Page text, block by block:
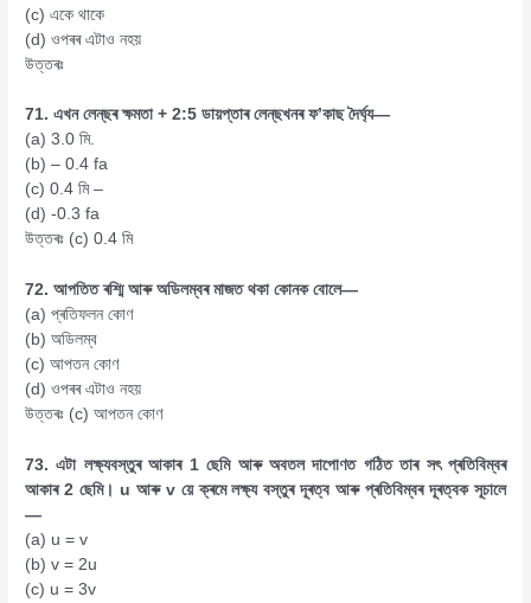
(c) একে থাকে
(d) ওপৰৰ এটাও নহয়
উত্তৰঃ
71. এখন লেন্‌ছৰ ক্ষমতা + 2:5 ডায়প্তাৰ লেন্‌ছখনৰ ফ’কাছ দৈর্ঘ্য—
(a) 3.0 মি.
(b) – 0.4 fa
(c) 0.4 মি –
(d) -0.3 fa
উত্তৰঃ (c) 0.4 মি
72. আপতিত ৰশ্মি আৰু অডিলম্বৰ মাজত থকা কোনক বোলে—
(a) প্ৰতিফলন কোণ
(b) অডিলম্ব
(c) আপতন কোণ
(d) ওপৰৰ এটাও নহয়
উত্তৰঃ (c) আপতন কোণ
73. এটা লক্ষ্যবস্তুৰ আকাৰ 1 ছেমি আৰু অবতল দাপোণত গঠিত তাৰ সৎ প্ৰতিবিম্বৰ
আকাৰ 2 ছেমি। u আৰু v য়ে ক্ৰমে লক্ষ্য বস্তুৰ দূৰত্ব আৰু প্ৰতিবিম্বৰ দূৰত্বক সূচালে
—
(a) u = v
(b) v = 2u
(c) u = 3v